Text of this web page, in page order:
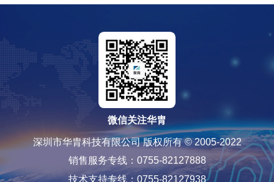
微信关注华胄
深圳市华胄科技有限公司 版权所有 © 2005-2022
销售服务专线：0755-82127888
技术支持专线：0755-82127938